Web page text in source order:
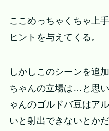
ここめっちゃくちゃ上
ヒントを与えてくる。
しかしこのシーンを追
ちゃんの立場は…と思
ゃんのゴルドバ豆はア
いと射出できないとか